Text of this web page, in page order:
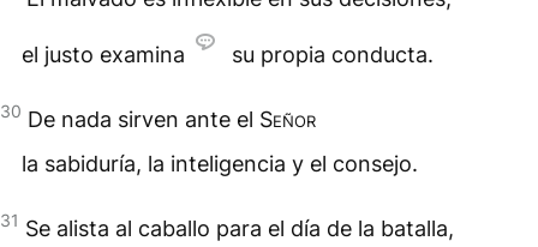
el justo examina su propia conducta.
30 De nada sirven ante el Señor
la sabiduría, la inteligencia y el consejo.
31 Se alista al caballo para el día de la batalla,